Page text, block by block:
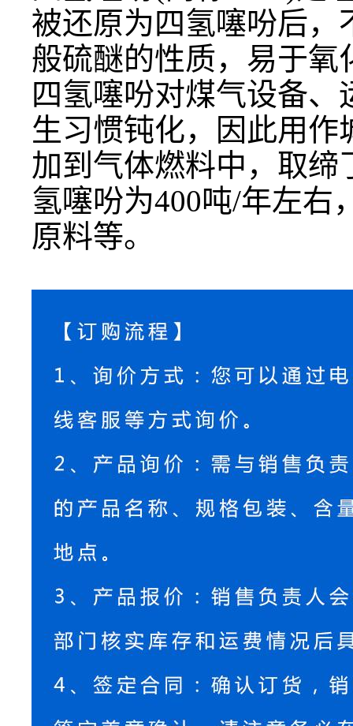
被还原为四氢噻吩后
般硫醚的性质，易于氧
四氢噻吩对煤气设备
生习惯钝化，因此用
加到气体燃料中，取
氢噻吩为400吨/年左右
原料等。